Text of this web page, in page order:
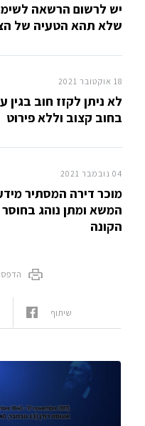
יש לרשום הרשאה
שלא תהא הטעיה של
18 אוקטובר 2021
לא ניתן לקזז חוב
בחוב קצוב וללא פירוט
04 נובמבר 2021
מוכר דירה המסתיר
המשא ומתן נוהג
הקונה
שיתוף